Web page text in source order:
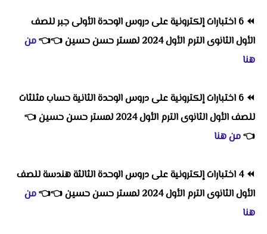
⏪
6 اختبارات إلكترونية على دروس الوحدة الأولى جبر للصف
الأول الثانوى الترم الأول 2024 لمستر حسن حسين
👈
👈من
هنا
⏪
6 اختبارات إلكترونية على دروس الوحدة الثانية حساب مثلثات
للصف الأول الثانوى الترم الأول 2024 لمستر حسن حسين
👈
👈من هنا
⏪ 4 اختبارات إلكترونية على دروس الوحدة الثالثة هندسة للصف
الأول الثانوى الترم الأول 2024 لمستر حسن حسين
👈
👈من
هنا